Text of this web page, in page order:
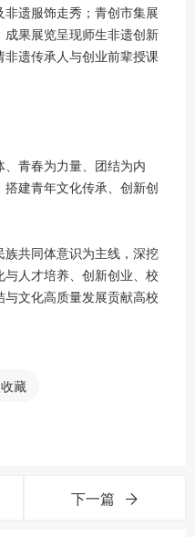
遗服饰走秀；青创市集展
果展览呈现师生非遗创新
遗传承人与创业前辈授课
青春为力量、团结为内
建青年文化传承、创新创
共同体意识为主线，深挖
人才培养、创新创业、校
文化高质量发展贡献高校
藏
下一篇